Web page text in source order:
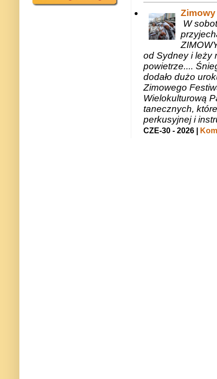
W
od Sydney i leży
powietrze....
dodało dużo
Zimowego
Wielokulturową
tanecznych,
perkusyjnej i
CZE-30 - 2026 |